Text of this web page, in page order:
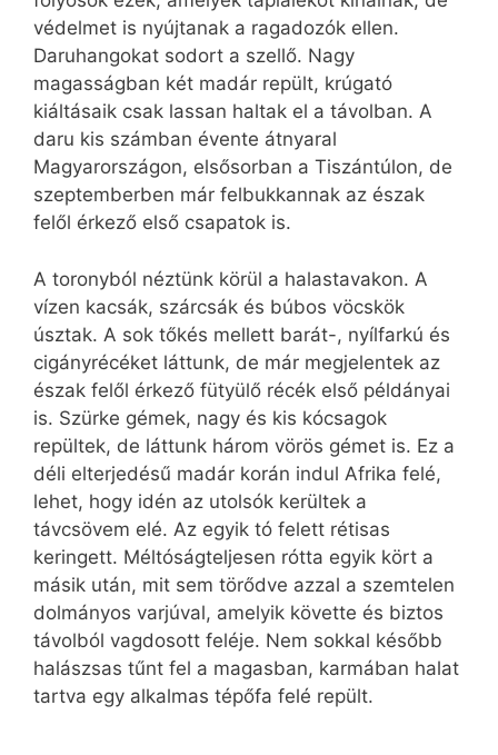
védelmet is nyújtanak a ragadozók ellen.
Daruhangokat sodort a szellő. Nagy
magasságban két madár repült, krúgató
kiáltásaik csak lassan haltak el a távolban. A
daru kis számban évente átnyaral
Magyarországon, elsősorban a Tiszántúlon, de
szeptemberben már felbukkannak az észak
felől érkező első csapatok is.
A toronyból néztünk körül a halastavakon. A
vízen kacsák, szárcsák és búbos vöcskök
úsztak. A sok tőkés mellett barát-, nyílfarkú és
cigányrécéket láttunk, de már megjelentek az
észak felől érkező fütyülő récék első példányai
is. Szürke gémek, nagy és kis kócsagok
repültek, de láttunk három vörös gémet is. Ez a
déli elterjedésű madár korán indul Afrika felé,
lehet, hogy idén az utolsók kerültek a
távcsövem elé. Az egyik tó felett rétisas
keringett. Méltóságteljesen rótta egyik kört a
másik után, mit sem törődve azzal a szemtelen
dolmányos varjúval, amelyik követte és biztos
távolból vagdosott feléje. Nem sokkal később
halászsas tűnt fel a magasban, karmában halat
tartva egy alkalmas tépőfa felé repült.